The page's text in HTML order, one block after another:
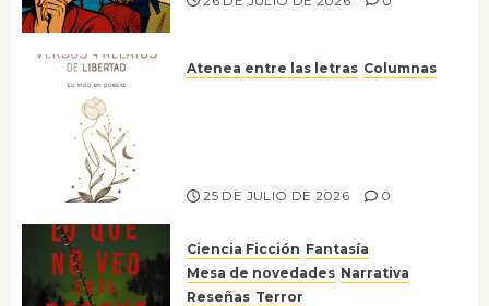
Atenea entre las letras Columnas
25 DE JULIO DE 2026 0
Ciencia Ficción Fantasía
Mesa de novedades Narrativa
Reseñas Terror